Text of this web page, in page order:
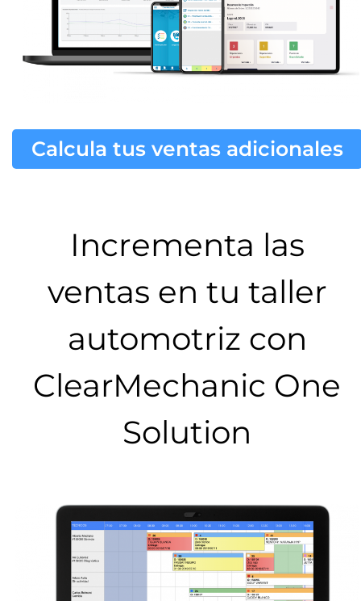
Calcula tus ventas adicionales
Incrementa las
ventas en tu taller
automotriz con
ClearMechanic One
Solution